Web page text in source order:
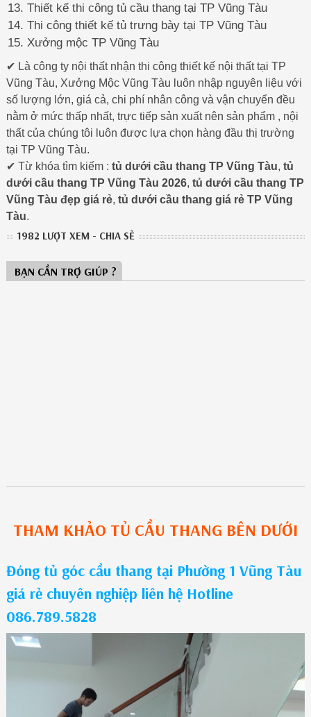
Thiết kế thi công tủ cầu thang tại TP Vũng Tàu
Thi công thiết kế tủ trưng bày tại TP Vũng Tàu
Xưởng mộc TP Vũng Tàu
✔ Là công ty nội thất nhận thi công thiết kế nội thất tại TP
Vũng Tàu, Xưởng Mộc Vũng Tàu luôn nhập nguyên liệu với
số lượng lớn, giá cả, chi phí nhân công và vận chuyển đều
nằm ở mức thấp nhất, trực tiếp sản xuất nên sản phẩm , nội
thất của chúng tôi luôn được lựa chọn hàng đầu thị trường
tại TP Vũng Tàu.
✔ Từ khóa tìm kiếm : tủ dưới cầu thang TP Vũng Tàu, tủ
dưới cầu thang TP Vũng Tàu 2026, tủ dưới cầu thang TP
Vũng Tàu đẹp giá rẻ, tủ dưới cầu thang giá rẻ TP Vũng
Tàu.
1982 LƯỢT XEM - CHIA SẺ
BẠN CẦN TRỢ GIÚP ?
THAM KHẢO TỦ CẦU THANG BÊN DƯỚI
Đóng tủ góc cầu thang tại Phường 1 Vũng Tàu
giá rẻ chuyên nghiệp liên hệ Hotline
086.789.5828